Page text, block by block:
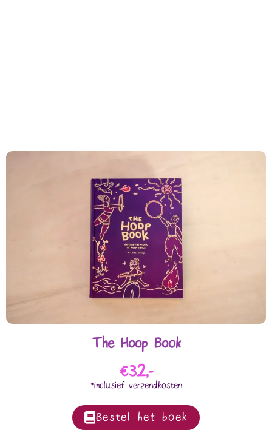
The Hoop Book
€32,-
*inclusief verzendkosten
Bestel het boek